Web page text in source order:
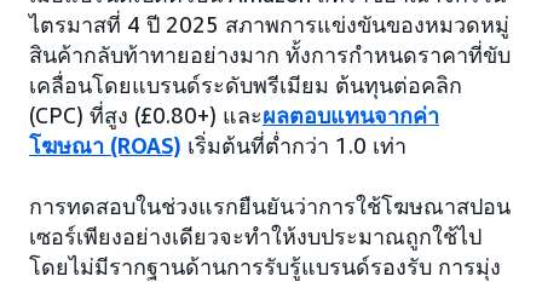
ไตรมาสที่ 4 ปี 2025 สภาพการแข่งขันของหมวดหมู่
สินค้ากลับท้าทายอย่างมาก ทั้งการกำหนดราคาที่ขับ
เคลื่อนโดยแบรนด์ระดับพรีเมียม ต้นทุนต่อคลิก
(CPC) ที่สูง (£0.80+) และผลตอบแทนจากค่า
โฆษณา (ROAS) เริ่มต้นที่ต่ำกว่า 1.0 เท่า
การทดสอบในช่วงแรกยืนยันว่าการใช้โฆษณาสปอน
เซอร์เพียงอย่างเดียวจะทำให้งบประมาณถูกใช้ไป
โดยไม่มีรากฐานด้านการรับรู้แบรนด์รองรับ การมุ่ง